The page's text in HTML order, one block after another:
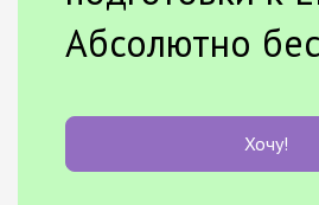
Абсолютно
Хочу!